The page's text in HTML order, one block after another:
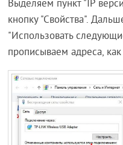
Выделяем пункт "IP
кнопку "Свойства".
"Использовать
прописываем адреса,